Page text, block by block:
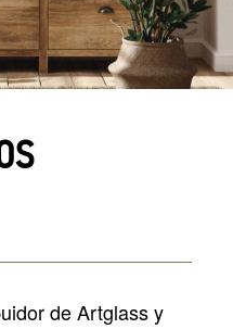
de Artglass y